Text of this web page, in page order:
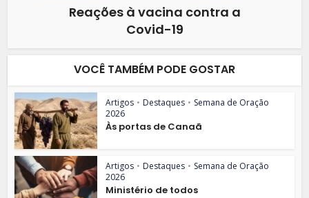
Reações à vacina contra a
Covid-19
VOCÊ TAMBÉM PODE GOSTAR
Artigos • Destaques • Semana de Oração
2026
Às portas de Canaã
Artigos • Destaques • Semana de Oração
2026
Ministério de todos